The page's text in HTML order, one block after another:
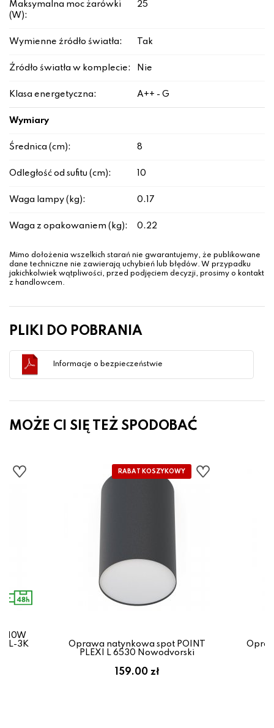
Maksymalna moc żarówki
(W):
25
Wymienne źródło światła: Tak
Źródło światła w komplecie: Nie
Klasa energetyczna: A++ - G
Wymiary
Średnica (cm): 8
Odległość od sufitu (cm): 10
Waga lampy (kg): 0.17
Waga z opakowaniem (kg): 0.22
Mimo dołożenia wszelkich starań nie gwarantujemy, że publikowane
dane techniczne nie zawierają uchybień lub błędów. W przypadku
jakichkolwiek wątpliwości, przed podjęciem decyzji, prosimy o kontakt
z handlowcem.
PLIKI DO POBRANIA
Informacje o bezpieczeństwie
MOŻE CI SIĘ TEŻ SPODOBAĆ
10W
BL-3K
Oprawa natynkowa spot POINT
PLEXI L 6530 Nowodvorski
159.00 zł